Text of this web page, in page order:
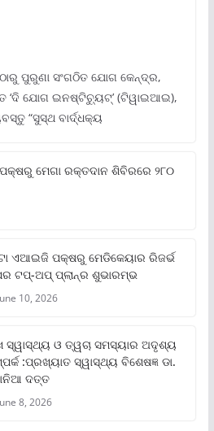
ପୁରୁଣା ସଂଗଠିତ ଯୋଗ କେନ୍ଦ୍ର,
‘ଦି ଯୋଗ ଇନଷ୍ଟିଚ୍ୟୁଟ୍‌’ (ଟିୱାଇଆଇ),
“ସୁସ୍ଥ ବାର୍ଦ୍ଧକ୍ୟ
ମେଗା ରକ୍ତଦାନ ଶିବିରରେ ୨୮୦
ଏଆଇଜି ପକ୍ଷରୁ ମେଡିକେୟାର ରିଜର୍ଭ
ଟପ୍‌-ଅପ୍ ପ୍ଲାନ୍‌ର ଶୁଭାରମ୍ଭ
10, 2026
ସ୍ୱାସ୍ଥ୍ୟ ଓ ତ୍ୱଚା ସମସ୍ୟାର ଅଦୃଶ୍ୟ
:ପ୍ରଖ୍ୟାତ ସ୍ୱାସ୍ଥ୍ୟ ବିଶେଷଜ୍ଞ ଡା.
ଦତ୍ତ
8, 2026